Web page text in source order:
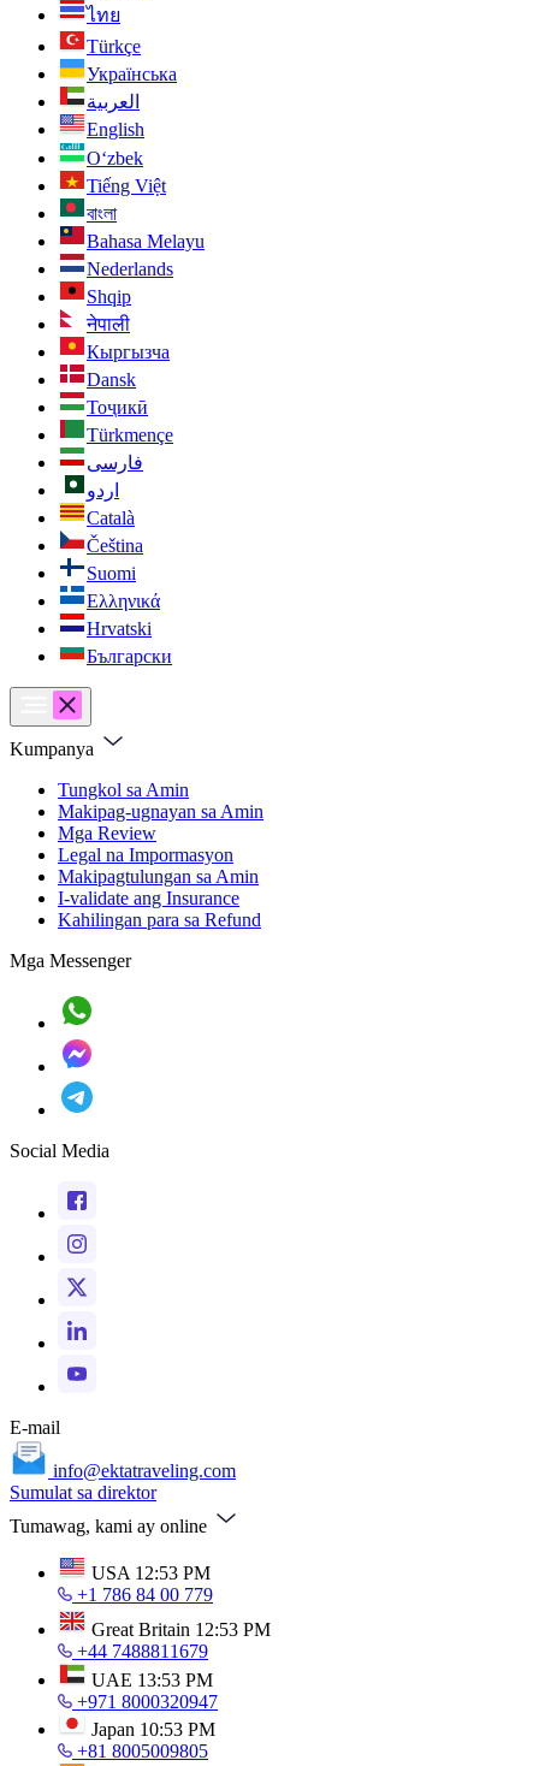
ไทย
Türkçe
Українська
العربية
English
O‘zbek
Tiếng Việt
বাংলা
Bahasa Melayu
Nederlands
Shqip
नेपाली
Кыргызча
Dansk
Тоҷикӣ
Türkmençe
فارسی
اردو
Català
Čeština
Suomi
Ελληνικά
Hrvatski
Български
Kumpanya
Tungkol sa Amin
Makipag-ugnayan sa Amin
Mga Review
Legal na Impormasyon
Makipagtulungan sa Amin
I-validate ang Insurance
Kahilingan para sa Refund
Mga Messenger
Social Media
E-mail
info@ektatraveling.com
Sumulat sa direktor
Tumawag, kami ay online
USA 12:53 PM
+1 786 84 00 779
Great Britain 12:53 PM
+44 7488811679
UAE 13:53 PM
+971 8000320947
Japan 10:53 PM
+81 8005009805